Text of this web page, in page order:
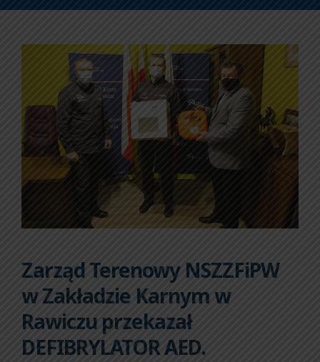
Zarząd Terenowy NSZZFiPW
w Zakładzie Karnym w
Rawiczu przekazał
DEFIBRYLATOR AED.